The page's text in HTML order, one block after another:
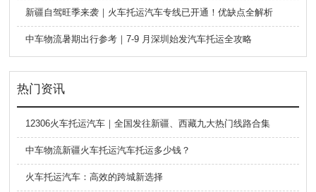
新疆自驾旺季来袭｜火车托运汽车专线已开通！优缺点全解析
中车物流暑期出行参考｜7-9 月深圳始发汽车托运全攻略
热门资讯
12306火车托运汽车｜全国发往新疆、西藏九大热门线路合集
中车物流新疆火车托运汽车托运多少钱？
火车托运汽车：高效的跨城新选择